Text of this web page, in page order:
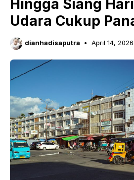
Hingga Siang
Udara Cukup
dianhadisaputra April 14, 2026